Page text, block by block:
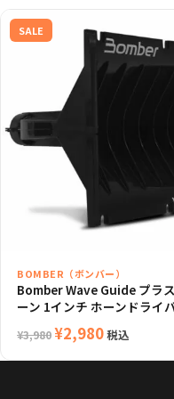
SALE
BOMBER（ボンバー）
Bomber Wave Guide プラ
ーン 1インチ ホーンドライ
¥3,980元
¥2,980現
税込